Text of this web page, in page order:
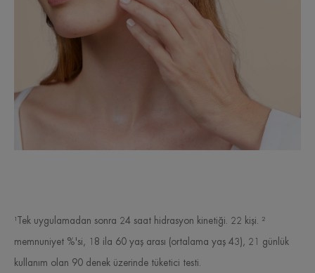
¹Tek uygulamadan sonra 24 saat hidrasyon kinetiği. 22 kişi. ²
memnuniyet %'si, 18 ila 60 yaş arası (ortalama yaş 43), 21 günlük
kullanım olan 90 denek üzerinde tüketici testi.